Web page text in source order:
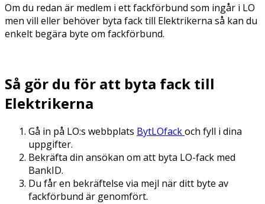
Om du redan är medlem i ett fackförbund som ingår i LO
men vill eller behöver byta fack till Elektrikerna så kan du
enkelt begära byte om fackförbund.
Så gör du för att byta fack till
Elektrikerna
Gå in på LO:s webbplats BytLOfackoch fyll i dina
uppgifter.
Bekräfta din ansökan om att byta LO-fack med
BankID.
Du får en bekräftelse via mejl när ditt byte av
fackförbund är genomfört.